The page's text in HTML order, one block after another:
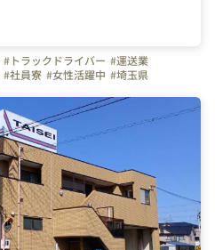
#トラックドライバー #運送業
#社員寮 #女性活躍中 #埼玉県